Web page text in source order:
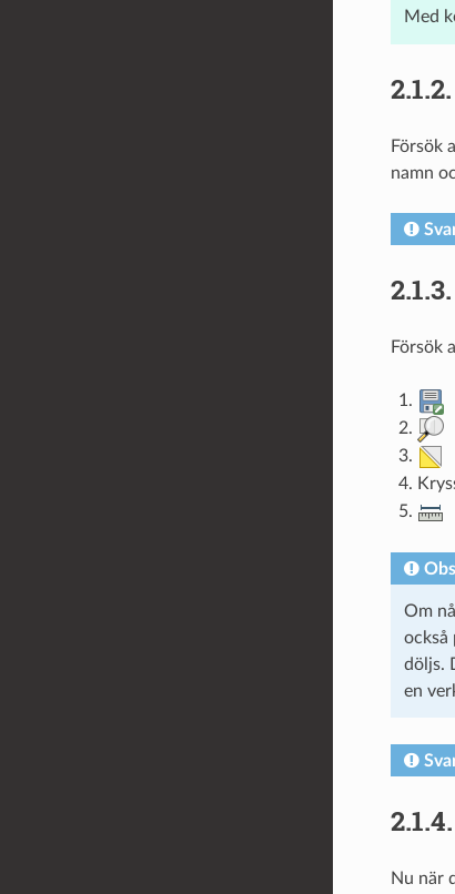
Med
2.1.2.
Försök
namn
2.1.3.
Försök
Om
också
döljs.
en
2.1.4.
Nu när